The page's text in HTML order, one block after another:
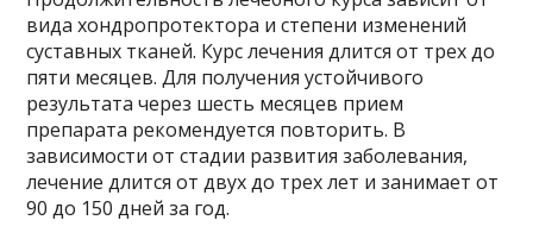
вида хондропротектора и степени изменений
суставных тканей. Курс лечения длится от трех до
пяти месяцев. Для получения устойчивого
результата через шесть месяцев прием
препарата рекомендуется повторить. В
зависимости от стадии развития заболевания,
лечение длится от двух до трех лет и занимает от
90 до 150 дней за год.